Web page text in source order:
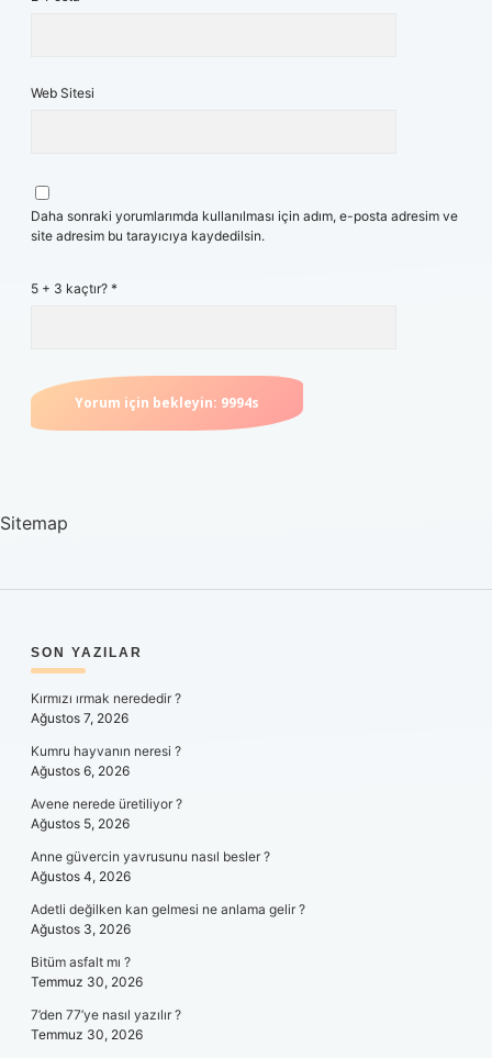
Web Sitesi
Daha sonraki yorumlarımda kullanılması için adım, e-posta adresim ve
site adresim bu tarayıcıya kaydedilsin.
5 + 3 kaçtır? *
Sitemap
SIDEBAR
SON YAZILAR
Kırmızı ırmak nerededir ?
Ağustos 7, 2026
Kumru hayvanın neresi ?
Ağustos 6, 2026
Avene nerede üretiliyor ?
Ağustos 5, 2026
Anne güvercin yavrusunu nasıl besler ?
Ağustos 4, 2026
Adetli değilken kan gelmesi ne anlama gelir ?
Ağustos 3, 2026
Bitüm asfalt mı ?
Temmuz 30, 2026
7’den 77’ye nasıl yazılır ?
Temmuz 30, 2026